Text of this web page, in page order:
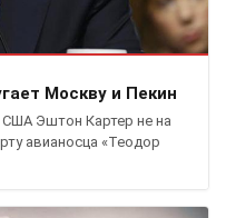
Москву и Пекин
Эштон Картер не на
авианосца «Теодор